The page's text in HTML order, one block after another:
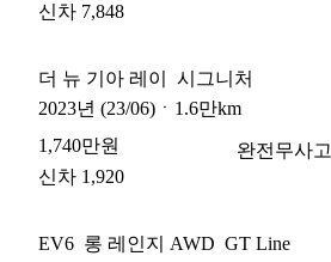
신차 7,848
더 뉴 기아 레이
시그니처
2023년 (23/06) ㆍ 1.6만km
1,740만원
완전무사고
신차 1,920
EV6 롱 레인지 AWD GT Line